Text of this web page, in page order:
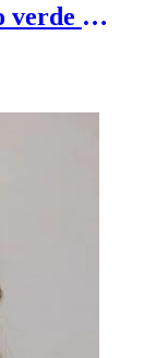
Diadema pañuelo en lino verde agua - Diadema verde agua niña en lino con lazo incorporado